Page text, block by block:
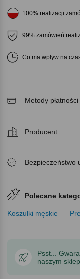
100% realizacji
99% zamówień
Co ma wpływ na
Metody płatności
Producent
Bezpieczeństwo
Polecane
Koszulki męskie
Psst...
naszym